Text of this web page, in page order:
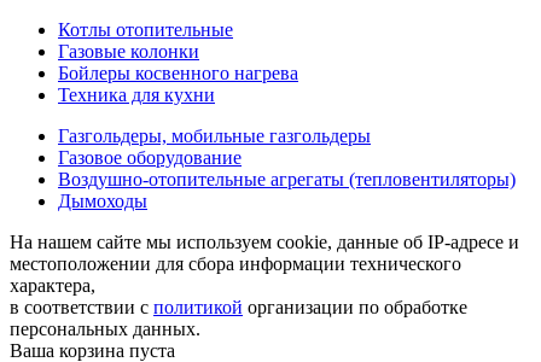
Котлы отопительные
Газовые колонки
Бойлеры косвенного нагрева
Техника для кухни
Газгольдеры, мобильные газгольдеры
Газовое оборудование
Воздушно-отопительные агрегаты (тепловентиляторы)
Дымоходы
На нашем сайте мы используем cookie, данные об IP-адресе и
местоположении для сбора информации технического
характера,
в соответствии с политикой организации по обработке
персональных данных.
Ваша корзина пуста